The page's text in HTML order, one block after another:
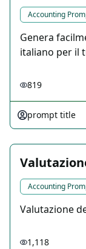
Accounting
Genera
italiano per il
819
prompt title
Accounting
Valutazione
1,118